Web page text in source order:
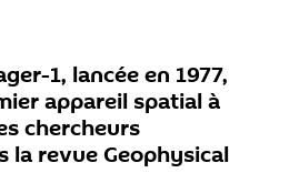
1, lancée en 1977,
appareil spatial à
chercheurs
la revue Geophysical